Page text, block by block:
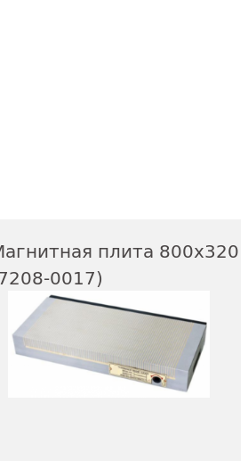
плита 800х320
0017)